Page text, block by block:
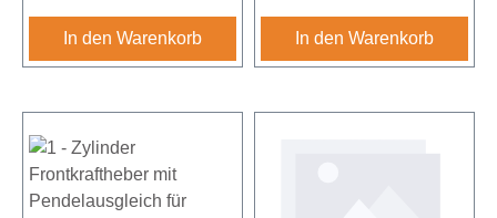
Unterlenker
In den Warenkorb
Unterlenker
In den Warenkorb